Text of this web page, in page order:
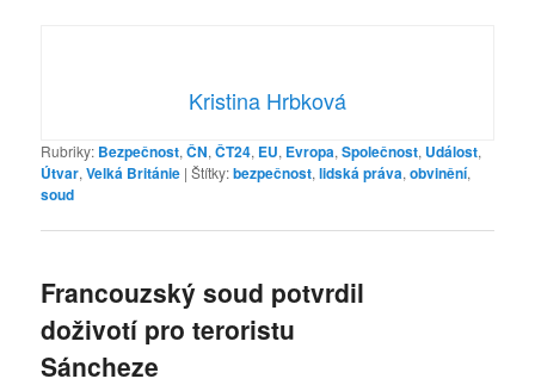
Kristina Hrbková
Rubriky: Bezpečnost,ČN,ČT24, EU, Evropa,Společnost, Událost,
Útvar,Velká Británie |Štítky:bezpečnost,lidská práva,obvinění,
soud
Francouzský soud potvrdil
doživotí pro teroristu
Sáncheze